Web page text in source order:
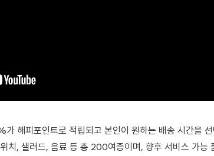
해피포인트로 적립되고 본인이 원하는 배송 시간을
치, 샐러드, 음료 등 총 200여종이며, 향후 서비스 가능